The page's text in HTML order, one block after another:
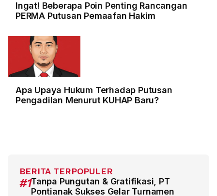
Ingat! Beberapa Poin Penting Rancangan
PERMA Putusan Pemaafan Hakim
Apa Upaya Hukum Terhadap Putusan
Pengadilan Menurut KUHAP Baru?
BERITA TERPOPULER
#1Tanpa Pungutan & Gratifikasi, PT
Pontianak Sukses Gelar Turnamen